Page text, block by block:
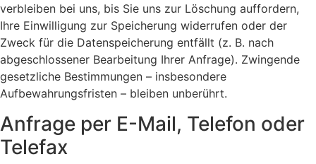
verbleiben bei uns, bis Sie uns zur Löschung auffordern,
Ihre Einwilligung zur Speicherung widerrufen oder der
Zweck für die Datenspeicherung entfällt (z. B. nach
abgeschlossener Bearbeitung Ihrer Anfrage). Zwingende
gesetzliche Bestimmungen – insbesondere
Aufbewahrungsfristen – bleiben unberührt.
Anfrage per E-Mail, Telefon oder
Telefax